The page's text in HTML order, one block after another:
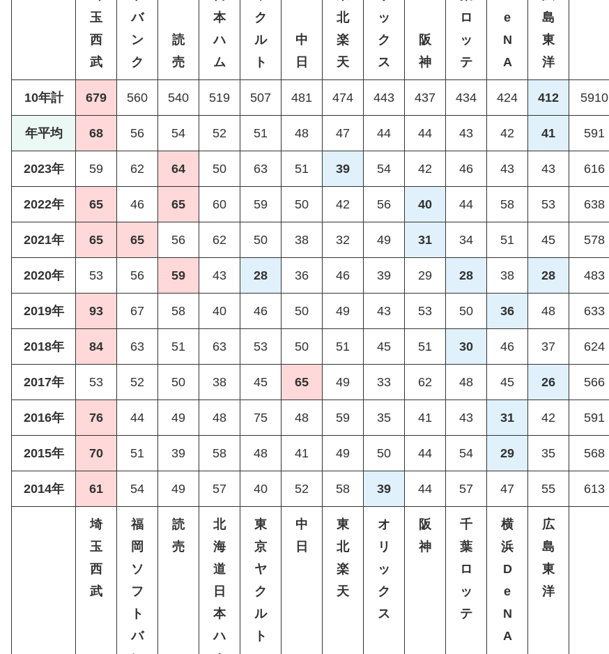
玉
西
武
バ
ン
ク
読
売
本
ハ
ム
ク
ル
ト
中
日
北
楽
天
ッ
ク
ス
阪
神
ロ
ッ
テ
e
N
A
島
東
洋
10年計 679 560 540 519 507 481 474 443 437 434 424 412 5910
年平均 68 56 54 52 51 48 47 44 44 43 42 41 591
2023年 59 62 64 50 63 51 39 54 42 46 43 43 616
2022年 65 46 65 60 59 50 42 56 40 44 58 53 638
2021年 65 65 56 62 50 38 32 49 31 34 51 45 578
2020年 53 56 59 43 28 36 46 39 29 28 38 28 483
2019年 93 67 58 40 46 50 49 43 53 50 36 48 633
2018年 84 63 51 63 53 50 51 45 51 30 46 37 624
2017年 53 52 50 38 45 65 49 33 62 48 45 26 566
2016年 76 44 49 48 75 48 59 35 41 43 31 42 591
2015年 70 51 39 58 48 41 49 50 44 54 29 35 568
2014年 61 54 49 57 40 52 58 39 44 57 47 55 613
埼
玉
西
武
福
岡
ソ
フ
ト
バ
読
売
北
海
道
日
本
ハ
東
京
ヤ
ク
ル
ト
中
日
東
北
楽
天
オ
リ
ッ
ク
ス
阪
神
千
葉
ロ
ッ
テ
横
浜
D
e
N
A
広
島
東
洋